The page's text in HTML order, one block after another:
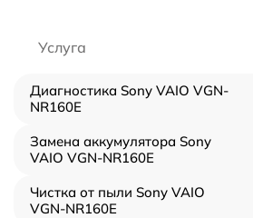
Услуга
Диагностика Sony VAIO VGN-
NR160E
Замена аккумулятора Sony
VAIO VGN-NR160E
Чистка от пыли Sony VAIO
VGN-NR160E